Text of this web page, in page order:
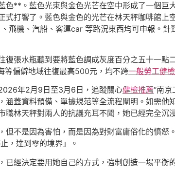
色**。藍色光束與金色光芒在空中形成了一個
式打響了。藍色與金色的光芒在林天秤咖啡館
飛機、汽船、客運car 等路況東西均可申報。
復張水瓶聽到要將藍色調成灰度百分之五十一
等偏僻地域往復最高500元，均不跨一般勞工健檢
年2月9日至3月6日，追蹤關心健檢推薦“南京
涵蓋資料預備、單據規范等全流程闡明。如需
林天秤對兩人的抗議充耳不聞，她已經完全沉
不是因為害怕，而是因為對財富庸俗化的憤怒。
，達到零的境界」。
已經決定要用她自己的方式，強制創造一場平衡